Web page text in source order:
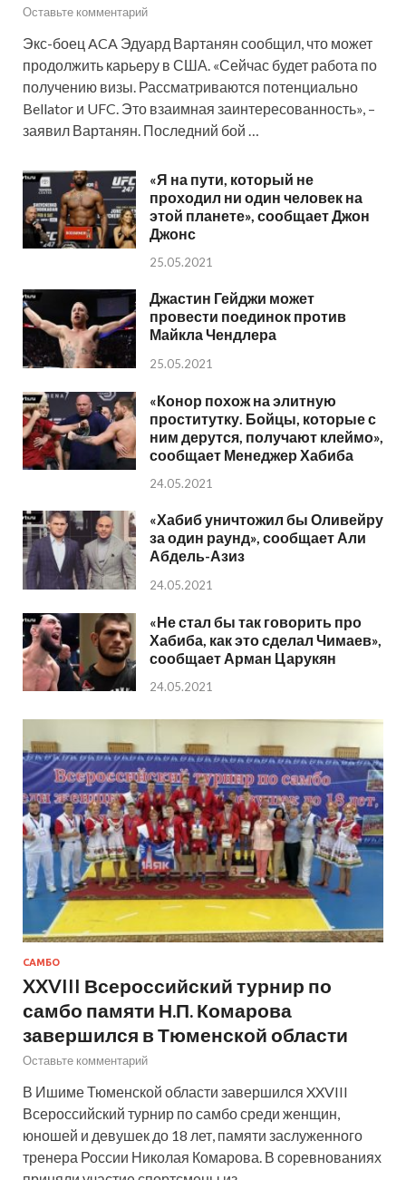
Оставьте комментарий
Экс-боец ACA Эдуард Вартанян сообщил, что может
продолжить карьеру в США. «Сейчас будет работа по
получению визы. Рассматриваются потенциально
Bellator и UFC. Это взаимная заинтересованность», –
заявил Вартанян. Последний бой …
«Я на пути, который не
проходил ни один человек на
этой планете», сообщает Джон
Джонс
25.05.2021
Джастин Гейджи может
провести поединок против
Майкла Чендлера
25.05.2021
«Конор похож на элитную
проститутку. Бойцы, которые с
ним дерутся, получают клеймо»,
сообщает Менеджер Хабиба
24.05.2021
«Хабиб уничтожил бы Оливейру
за один раунд», сообщает Али
Абдель-Азиз
24.05.2021
«Не стал бы так говорить про
Хабиба, как это сделал Чимаев»,
сообщает Арман Царукян
24.05.2021
САМБО
XXVIII Всероссийский турнир по
самбо памяти Н.П. Комарова
завершился в Тюменской области
Оставьте комментарий
В Ишиме Тюменской области завершился XXVIII
Всероссийский турнир по самбо среди женщин,
юношей и девушек до 18 лет, памяти заслуженного
тренера России Николая Комарова. В соревнованиях